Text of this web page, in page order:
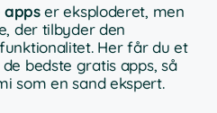
appser eksploderet, men
der tilbyder den
Her får du et
bedste gratis apps, så
som en sand ekspert.